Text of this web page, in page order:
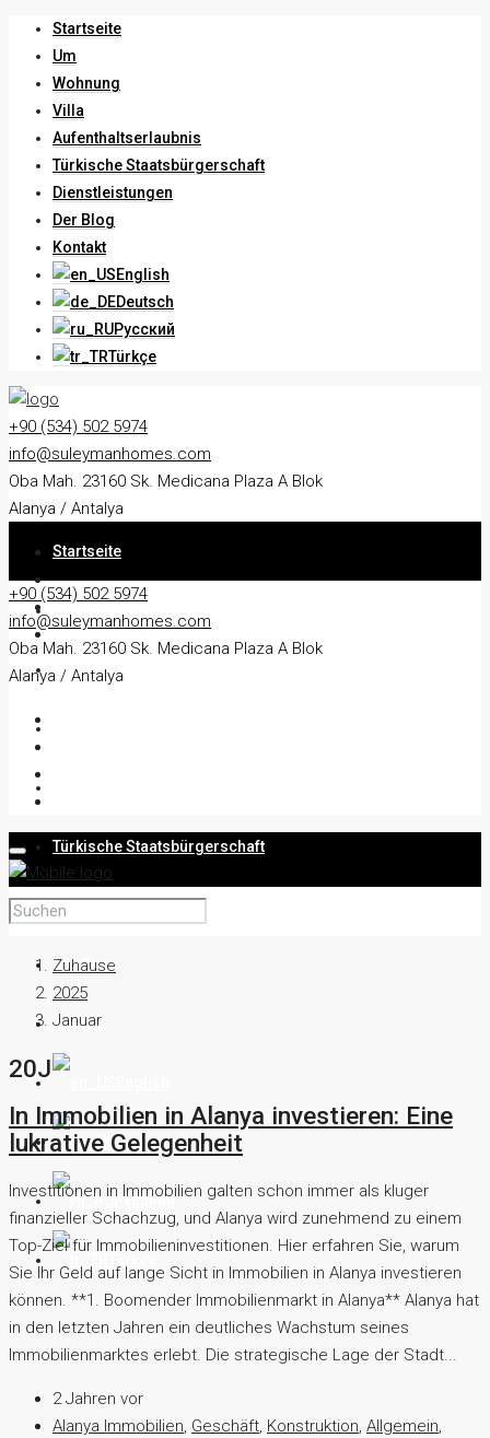
Startseite
Um
Wohnung
Villa
Aufenthaltserlaubnis
Türkische Staatsbürgerschaft
Dienstleistungen
Der Blog
Kontakt
English
Deutsch
Русский
Türkçe
+90 (534) 502 5974
info@suleymanhomes.com
Oba Mah. 23160 Sk. Medicana Plaza A Blok
Alanya / Antalya
Startseite
Wohnung
Türkische Staatsbürgerschaft
Dienstleistungen
Der Blog
Kontakt
Deutsch
Русский
+90 (534) 502 5974
info@suleymanhomes.com
Oba Mah. 23160 Sk. Medicana Plaza A Blok
Alanya / Antalya
Zuhause
2025
Januar
20J
In Immobilien in Alanya investieren: Eine
lukrative Gelegenheit
Investitionen in Immobilien galten schon immer als kluger
finanzieller Schachzug, und Alanya wird zunehmend zu einem
Top-Ziel für Immobilieninvestitionen. Hier erfahren Sie, warum
Sie Ihr Geld auf lange Sicht in Immobilien in Alanya investieren
können. **1. Boomender Immobilienmarkt in Alanya** Alanya hat
in den letzten Jahren ein deutliches Wachstum seines
Immobilienmarktes erlebt. Die strategische Lage der Stadt...
2 Jahren vor
Alanya Immobilien, Geschäft, Konstruktion, Allgemein,